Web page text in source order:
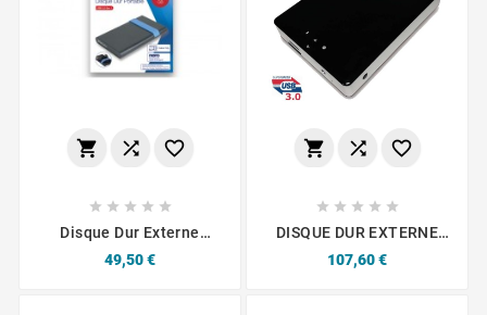
  
    
Disque Dur Externe
Prix
49,50 €
  
    
DISQUE DUR EXTERNE
Prix
107,60 €